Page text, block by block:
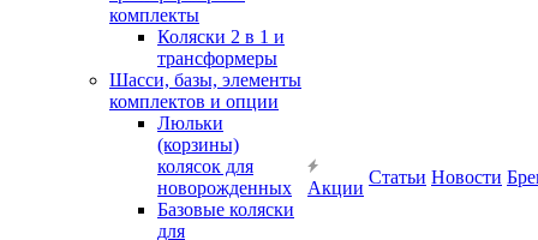
комплекты
Коляски 2 в 1 и
трансформеры
Шасси, базы, элементы
комплектов и опции
Люльки
(корзины)
колясок для
новорожденных
Базовые коляски
для
Акции
Статьи Новости